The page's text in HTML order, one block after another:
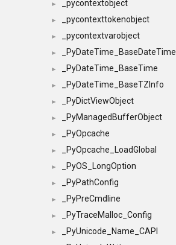
► _pycontextobject
► _pycontexttokenobject
► _pycontextvarobject
► _PyDateTime_BaseDateTime
► _PyDateTime_BaseTime
► _PyDateTime_BaseTZInfo
► _PyDictViewObject
► _PyManagedBufferObject
► _PyOpcache
► _PyOpcache_LoadGlobal
► _PyOS_LongOption
► _PyPathConfig
► _PyPreCmdline
► _PyTraceMalloc_Config
► _PyUnicode_Name_CAPI